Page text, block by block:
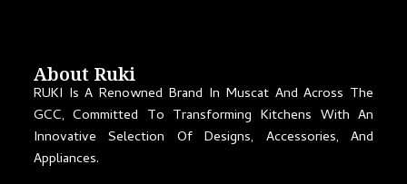
About Ruki
RUKI Is A Renowned Brand In Muscat And Across The
GCC, Committed To Transforming Kitchens With An
Innovative Selection Of Designs, Accessories, And
Appliances.